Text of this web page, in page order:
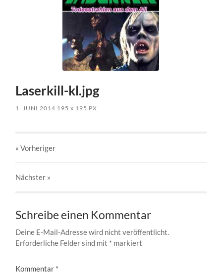
Laserkill-kl.jpg
1. JUNI 2014 195x 195 PX
« Vorheriger
Nächster »
Schreibe einen Kommentar
Deine E-Mail-Adresse wird nicht veröffentlicht.
Erforderliche Felder sind mit * markiert
Kommentar *